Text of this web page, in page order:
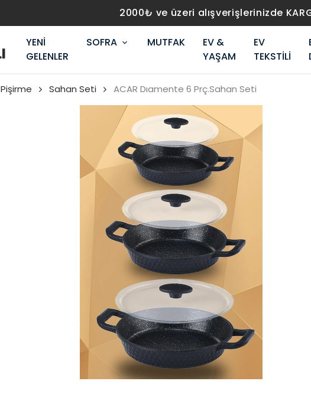
2000₺ ve üzeri alışverişlerinizde
YENİ
GELENLER
SOFRA MUTFAK
EV &
YAŞAM
EV
TEKSTİLİ
Pişirme Sahan Seti ACAR Dıamente 6 Prç.Sahan Seti